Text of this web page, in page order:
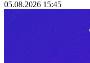
05.08.2026 15:45